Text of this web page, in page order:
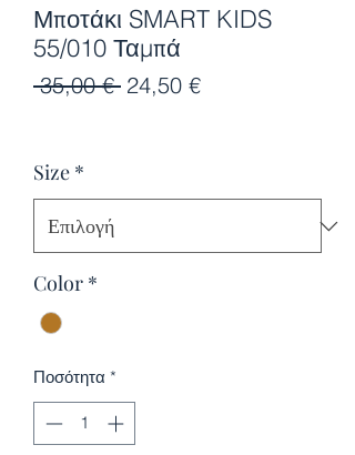
Μποτάκι SMART KIDS
55/010 Ταμπά
35,00 € Κανονική
24,50 €Τιμή
Size *
Color *
Ποσότητα *